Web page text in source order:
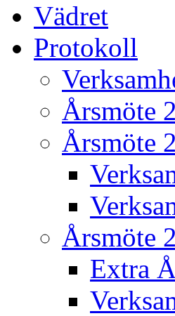
Vädret
Protokoll
Årsmöte
Årsmöte
Årsmöte
Extra